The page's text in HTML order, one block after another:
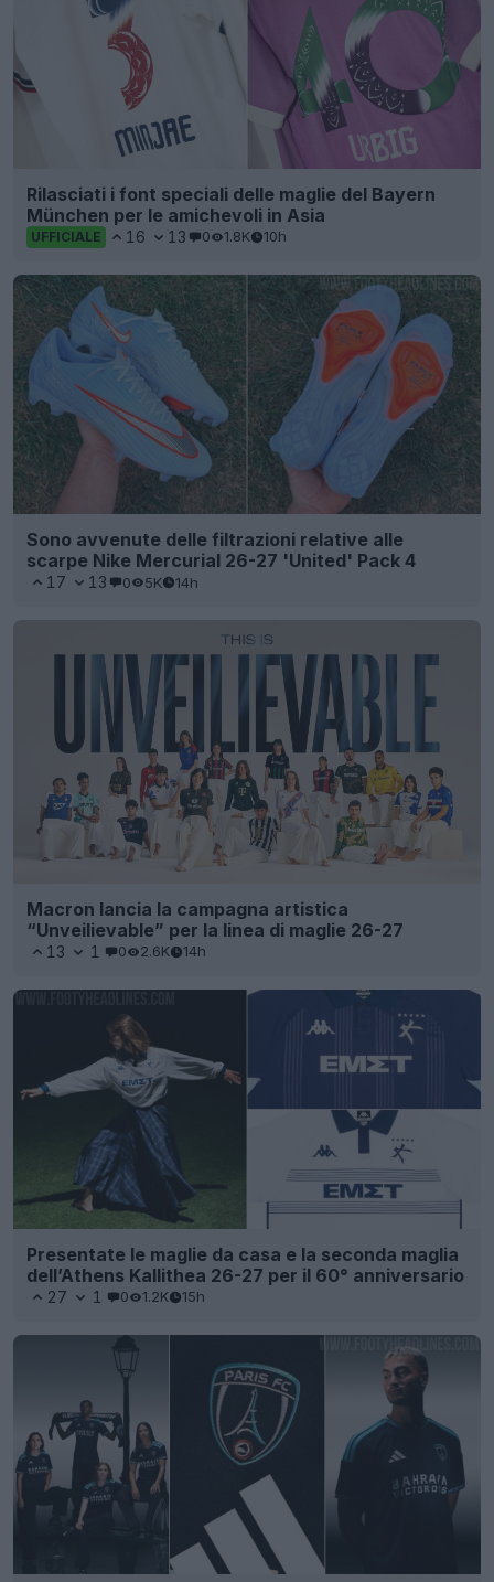
Rilasciati i font speciali delle maglie del Bayern
München per le amichevoli in Asia
UFFICIALE 16 13 0 1.8K 10h
Sono avvenute delle filtrazioni relative alle
scarpe Nike Mercurial 26-27 'United' Pack 4
17 13 0 5K 14h
Macron lancia la campagna artistica
“Unveilievable” per la linea di maglie 26-27
13 1 0 2.6K 14h
Presentate le maglie da casa e la seconda maglia
dell’Athens Kallithea 26-27 per il 60° anniversario
27 1 0 1.2K 15h